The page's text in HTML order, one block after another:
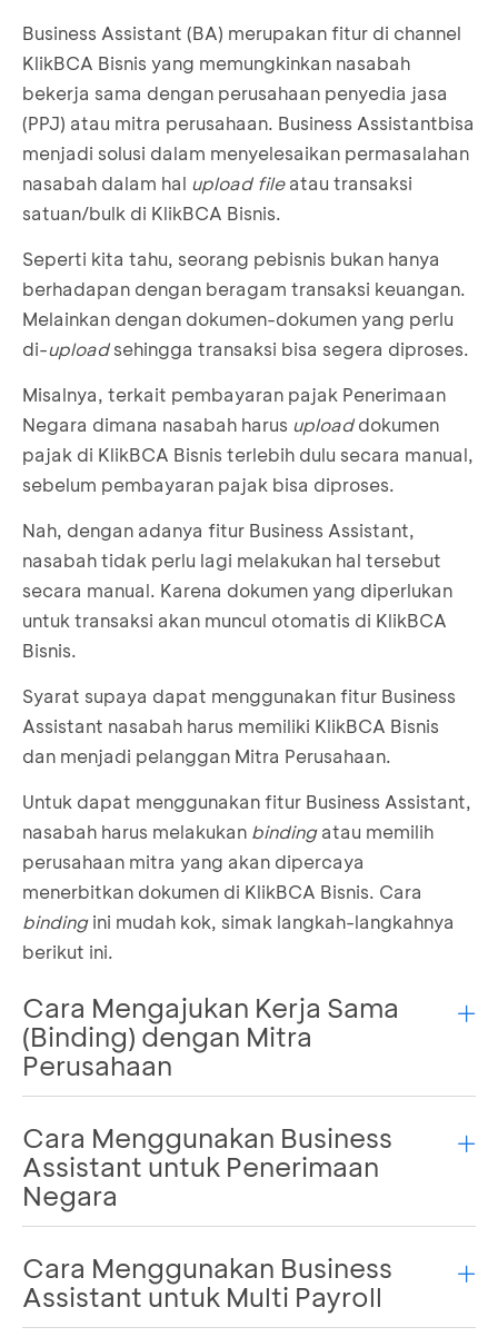
Business Assistant (BA) merupakan fitur di channel
KlikBCA Bisnis yang memungkinkan nasabah
bekerja sama dengan perusahaan penyedia jasa
(PPJ) atau mitra perusahaan. Business Assistantbisa
menjadi solusi dalam menyelesaikan permasalahan
nasabah dalam hal upload fileatau transaksi
satuan/bulk di KlikBCA Bisnis.
Seperti kita tahu, seorang pebisnis bukan hanya
berhadapan dengan beragam transaksi keuangan.
Melainkan dengan dokumen-dokumen yang perlu
di-uploadsehingga transaksi bisa segera diproses.
Misalnya, terkait pembayaran pajak Penerimaan
Negara dimana nasabah harus uploaddokumen
pajak di KlikBCA Bisnis terlebih dulu secara manual,
sebelum pembayaran pajak bisa diproses.
Nah, dengan adanya fitur Business Assistant,
nasabah tidak perlu lagi melakukan hal tersebut
secara manual. Karena dokumen yang diperlukan
untuk transaksi akan muncul otomatis di KlikBCA
Bisnis.
Syarat supaya dapat menggunakan fitur Business
Assistant nasabah harus memiliki KlikBCA Bisnis
dan menjadi pelanggan Mitra Perusahaan.
Untuk dapat menggunakan fitur Business Assistant,
nasabah harus melakukan bindingatau memilih
perusahaan mitra yang akan dipercaya
menerbitkan dokumen di KlikBCA Bisnis. Cara
bindingini mudah kok, simak langkah-langkahnya
berikut ini.
Cara Mengajukan Kerja Sama
(Binding) dengan Mitra
Perusahaan
Mengirimkanrequestkerja sama dari Platform
mitra perusahaan.
Masuk ke menuBusiness Assistant
Cara Menggunakan Business
Assistant untuk Penerimaan
Negara
Otorisasi Transaksi Satuan atauBulk
Buat transaksi Upload Penerimaan Negara dari
Cara Menggunakan Business
Assistant untuk Multi Payroll